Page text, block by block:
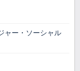
ャー・ソーシャル